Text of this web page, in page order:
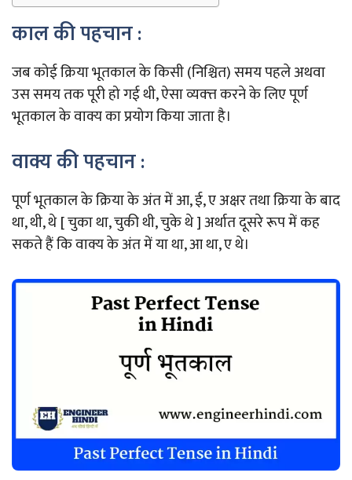
काल की पहचान :
जब कोई क्रिया भूतकाल के किसी (निश्चित) समय पहले अथवा
उस समय तक पूरी हो गई थी, ऐसा व्यक्त्त करने के लिए पूर्ण
भूतकाल के वाक्य का प्रयोग किया जाता है।
वाक्य की पहचान :
पूर्ण भूतकाल के क्रिया के अंत में आ, ई, ए अक्षर तथा क्रिया के बाद
था, थी, थे [ चुका था, चुकी थी, चुके थे ] अर्थात दूसरे रूप में कह
सकते हैं कि वाक्य के अंत में या था, आ था, ए थे।